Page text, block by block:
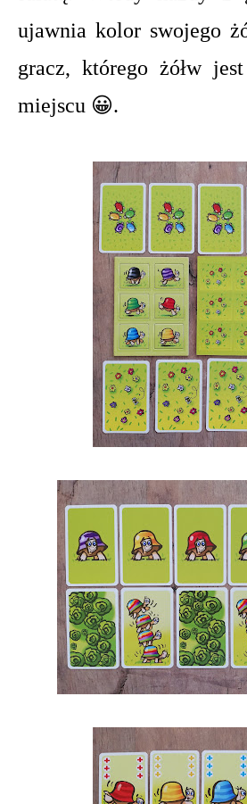
ujawnia kolor swojego
gracz, którego żółw
miejscu 😀.